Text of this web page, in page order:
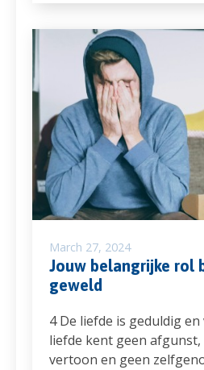
March 27, 2024
Jouw belangrijke rol
geweld
4 De liefde is geduldig
liefde kent geen afgunst,
vertoon en geen